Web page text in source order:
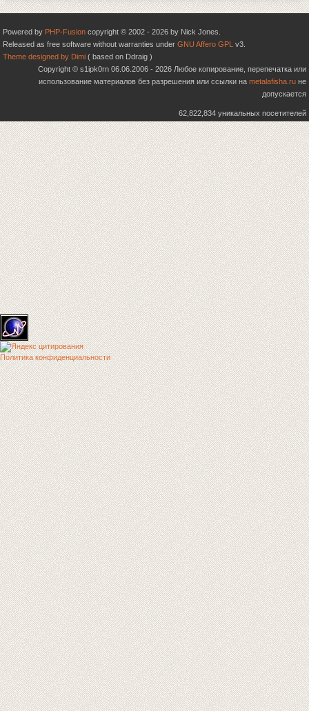
Powered by PHP-Fusion copyright © 2002 - 2026 by Nick Jones.
Released as free software without warranties under GNU Affero GPL v3.
Theme designed by Dimi ( based on Ddraig )
Copyright © s1ipk0rn 06.06.2006 - 2026 Любое копирование, перепечатка или
использование материалов без разрешения или ссылки на metalafisha.ru не
допускается
62,822,834 уникальных посетителей
Политика конфиденциальности